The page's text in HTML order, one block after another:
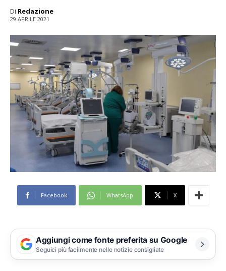
Di Redazione
29 APRILE 2021
Facebook WhatsApp X
Aggiungi come fonte preferita su Google
Seguici più facilmente nelle notizie consigliate